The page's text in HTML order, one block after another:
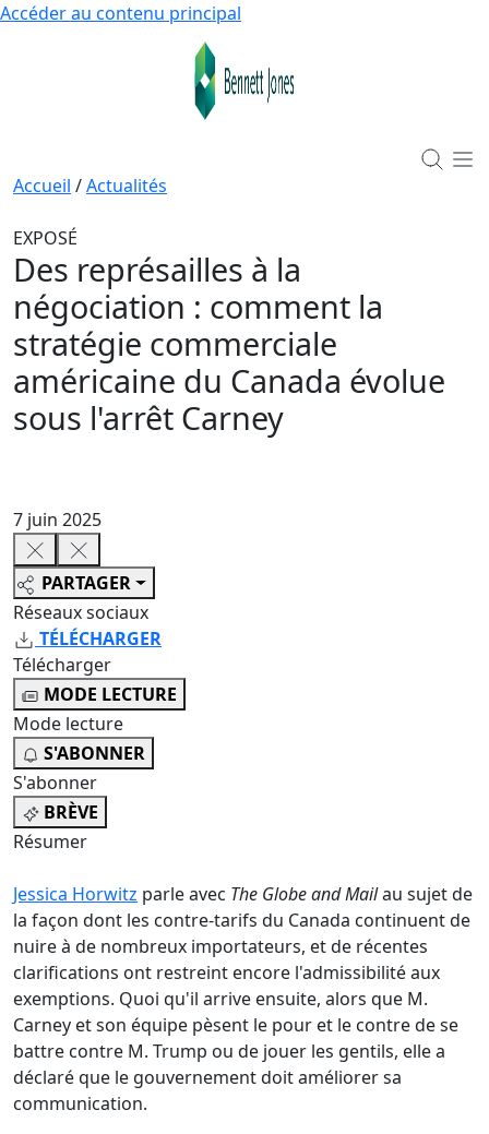
Accéder au contenu principal
Accueil /Actualités
EXPOSÉ
Des représailles à la
négociation : comment la
stratégie commerciale
américaine du Canada évolue
sous l'arrêt Carney
7 juin 2025
PARTAGER
Réseaux sociaux
TÉLÉCHARGER
Télécharger
MODE LECTURE
Mode lecture
S'ABONNER
S'abonner
BRÈVE
Résumer
Jessica Horwitz parle avec The Globe and Mailau sujet de
la façon dont les contre-tarifs du Canada continuent de
nuire à de nombreux importateurs, et de récentes
clarifications ont restreint encore l'admissibilité aux
exemptions. Quoi qu'il arrive ensuite, alors que M.
Carney et son équipe pèsent le pour et le contre de se
battre contre M. Trump ou de jouer les gentils, elle a
déclaré que le gouvernement doit améliorer sa
communication.